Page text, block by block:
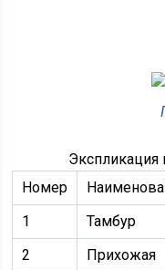
Номер
1
Тамбур
2
Прихожая